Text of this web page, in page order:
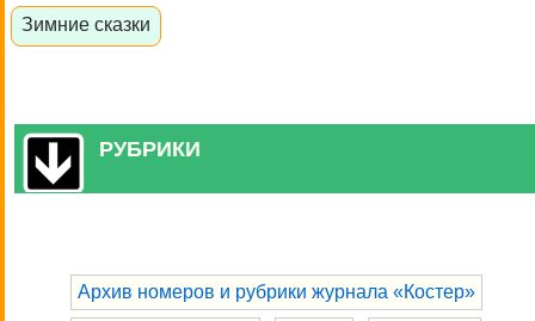
Зимние сказки
РУБРИКИ
Архив номеров и рубрики журнала «Костер»